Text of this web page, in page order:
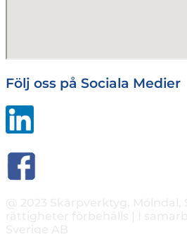
Följ oss på Sociala Medier